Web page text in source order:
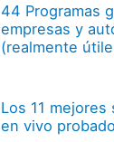
44 Programas
empresas y
(realmente
Los 11
en vivo